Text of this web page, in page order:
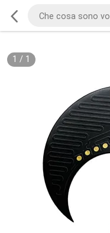
1 / 1